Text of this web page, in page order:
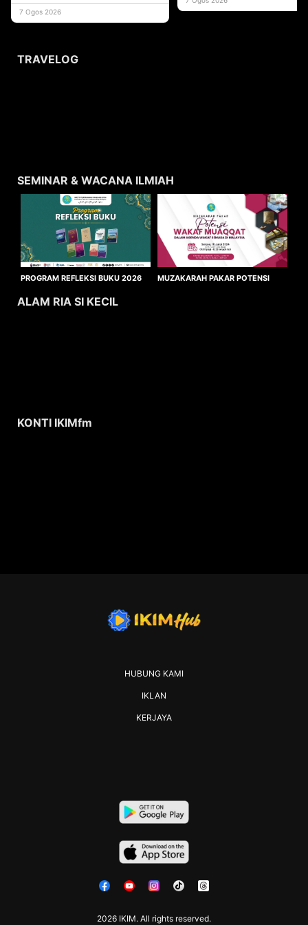
usaha
7 Ogos 2026
TRAVELOG
SEMINAR & WACANA ILMIAH
PROGRAM REFLEKSI BUKU 2026
MUZAKARAH PAKAR POTENSI
ALAM RIA SI KECIL
KONTI IKIMfm
2026 IKIM. All rights reserved.
HUBUNG KAMI
IKLAN
KERJAYA